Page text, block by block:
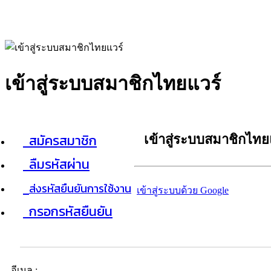
เข้าสู่ระบบสมาชิกไทยแวร์
สมัครสมาชิก
ลืมรหัสผ่าน
ส่งรหัสยืนยันการใช้งาน
กรอกรหัสยืนยัน
เข้าสู่ระบบสมาชิกไท
เข้าสู่ระบบด้วย Google